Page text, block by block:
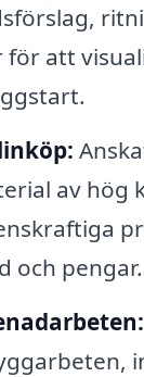
för att
av hög
och pengar.